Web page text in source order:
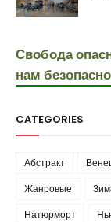
Свобода
нам
CATEGORIES
Абстракт
Жанровые
Натюрморт